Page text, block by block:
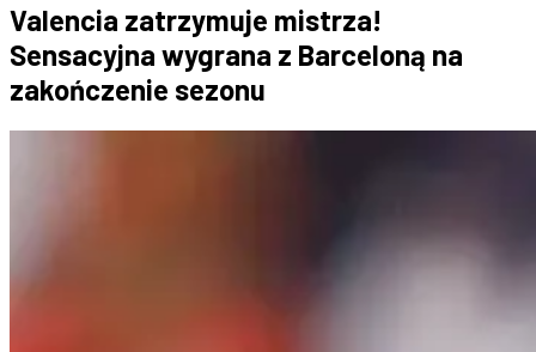
Valencia zatrzymuje mistrza!
Sensacyjna wygrana z Barceloną na
zakończenie sezonu